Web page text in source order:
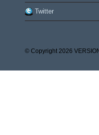
Twitter
© Copyright 2026